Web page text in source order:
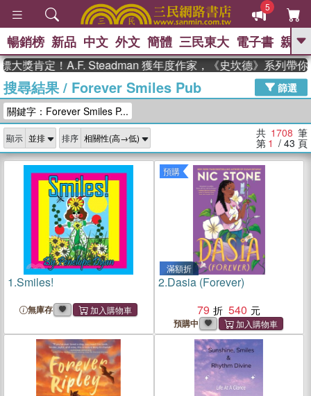
5
GO
熱搜： 東野圭吾 The Odyssey 、
父親節 、 如果歷史是一群喵 、 暑期
念華 、 台灣的李登輝時代 、 數學女
孩：黎曼猜想
偉大的迷走神經
暢銷榜 新品 中文 外文 簡體 三民東大 電子書 親子
定！A.F. Steadman 獲年度作家，《史坎德》系列帶你踏上
搜尋結果/ Forever Smiles Pub
篩選
關鍵字：Forever Smiles P...
顯示 排序 共 1708 筆
第 1 / 43 頁
1.Smiles!
無庫存
預購
滿額折
2.Dasia (Forever)
79
540
預購中